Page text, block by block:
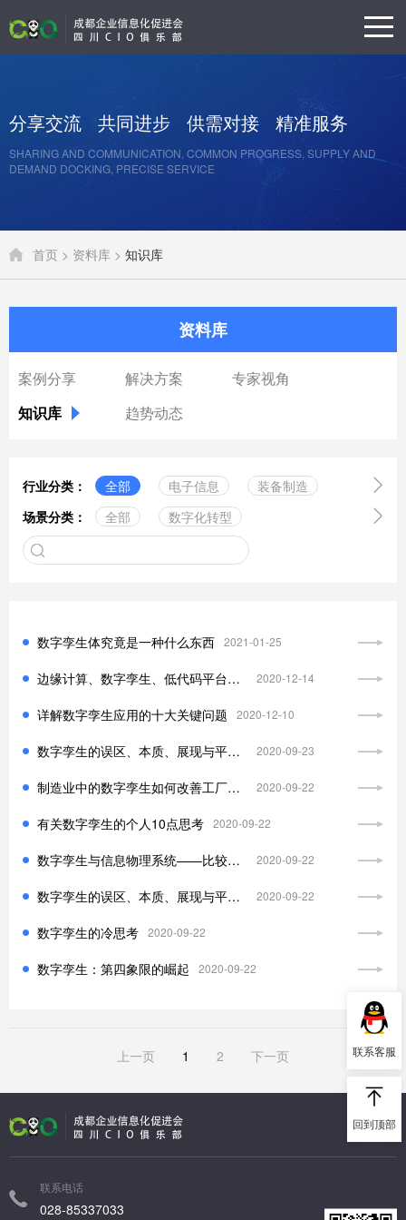
分享交流 共同进步 供需对接 精准服务
SHARING AND COMMUNICATION, COMMON PROGRESS, SUPPLY AND
DEMAND DOCKING, PRECISE SERVICE
首页 > 资料库 > 知识库
资料库
案例分享 解决方案
专家视角
知识库
趋势动态
行业分类： 全部 电子信息 装备制造
医药健康 新型材料
绿色食品 实体零售
其它行业

场景分类： 全部 数字化转型
组织构架 5G技术
信息化规划 供应链
信息安全 工业软件
人工智能 数字孪生
两化融合 物联网
边缘计算 其他

数字孪生体究竟是一种什么东西 2021-01-25
边缘计算、数字孪生、低代码平台等越来越火的IT新技术 2020-12-14
详解数字孪生应用的十大关键问题 2020-12-10
数字孪生的误区、本质、展现与平台化集成应用 2020-09-23
制造业中的数字孪生如何改善工厂规划 2020-09-22
有关数字孪生的个人10点思考 2020-09-22
数字孪生与信息物理系统——比较与联系 2020-09-22
数字孪生的误区、本质、展现与平台化集成应用 2020-09-22
数字孪生的冷思考 2020-09-22
数字孪生：第四象限的崛起 2020-09-22
上一页 1 2 下一页
联系电话
028-85337033
联系客服
回到顶部